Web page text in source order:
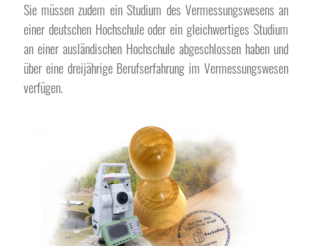
Sie müssen zudem ein Studium des Vermessungswesens an
einer deutschen Hochschule oder ein gleichwertiges Studium
an einer ausländischen Hochschule abgeschlossen haben und
über eine dreijährige Berufserfahrung im Vermessungswesen
verfügen.